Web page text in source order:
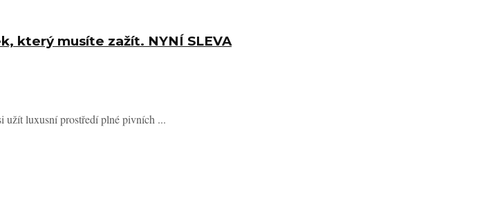
který musíte zažít. NYNÍ SLEVA
užít luxusní prostředí plné pivních ...